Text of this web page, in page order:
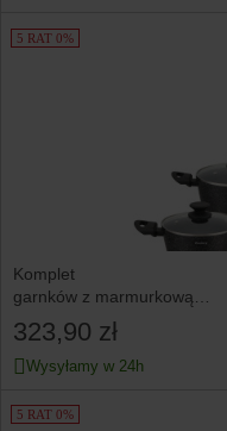
5 RAT 0%
Komplet
garnków z marmurkową
powłoką nieprzywierającą 12-
ele KLAUSBERG
323,90 zł
Wysyłamy w 24h
5 RAT 0%